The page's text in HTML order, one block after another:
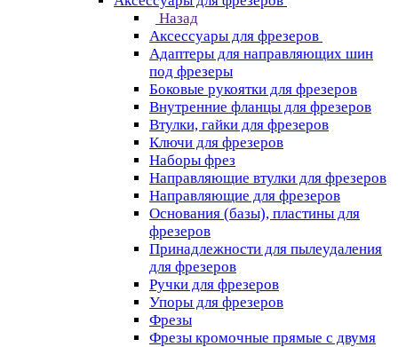
Назад
Аксессуары для фрезеров
Адаптеры для направляющих шин
под фрезеры
Боковые рукоятки для фрезеров
Внутренние фланцы для фрезеров
Втулки, гайки для фрезеров
Ключи для фрезеров
Наборы фрез
Направляющие втулки для фрезеров
Направляющие для фрезеров
Основания (базы), пластины для
фрезеров
Принадлежности для пылеудаления
для фрезеров
Ручки для фрезеров
Упоры для фрезеров
Фрезы
Фрезы кромочные прямые с двумя